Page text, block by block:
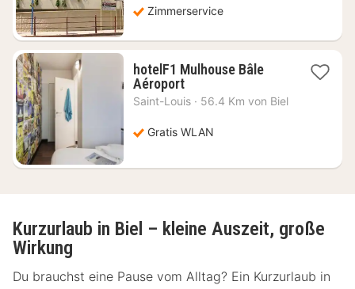
Zimmerservice
hotelF1 Mulhouse Bâle
Aéroport1
Nacht
47,44
€
Saint-Louis · 56.4 Km von Biel
Gratis WLAN
Kurzurlaub in Biel – kleine Auszeit, große
Wirkung
Du brauchst eine Pause vom Alltag? Ein Kurzurlaub in